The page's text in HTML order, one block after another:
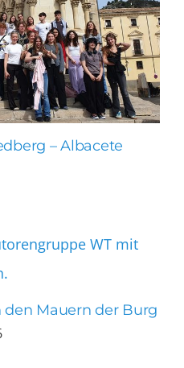
– Albacete
Mauern der Burg